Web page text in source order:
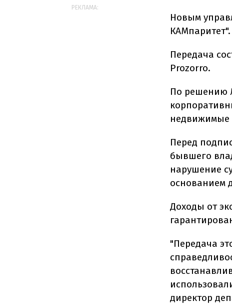
Новым
КАМпаритет".
Передача
Prozorro.
По решению
недвижимые
Перед
бывшего
нарушение
основанием
Доходы от
"Передача
директор
РЕКЛАМА: